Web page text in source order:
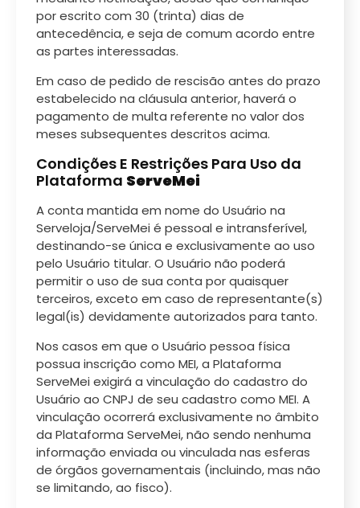
por escrito com 30 (trinta) dias de
antecedência, e seja de comum acordo entre
as partes interessadas.
Em caso de pedido de rescisão antes do prazo
estabelecido na cláusula anterior, haverá o
pagamento de multa referente no valor dos
meses subsequentes descritos acima.
Condições E Restrições Para Uso da
Plataforma ServeMei
A conta mantida em nome do Usuário na
Serveloja/ServeMei é pessoal e intransferível,
destinando-se única e exclusivamente ao uso
pelo Usuário titular. O Usuário não poderá
permitir o uso de sua conta por quaisquer
terceiros, exceto em caso de representante(s)
legal(is) devidamente autorizados para tanto.
Nos casos em que o Usuário pessoa física
possua inscrição como MEI, a Plataforma
ServeMei exigirá a vinculação do cadastro do
Usuário ao CNPJ de seu cadastro como MEI. A
vinculação ocorrerá exclusivamente no âmbito
da Plataforma ServeMei, não sendo nenhuma
informação enviada ou vinculada nas esferas
de órgãos governamentais (incluindo, mas não
se limitando, ao fisco).